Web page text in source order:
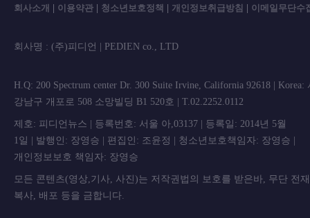
회사소개 이용약관 청소년보호정책 개인정보취급방침 이메일무단수
회사명 : (주)피디언 | PEDIEN co.,
H.Q: 200 Spectrum center Dr. 300 Suite Irvine, California 92618 | Korea:
강남구 개포로 508 소망빌딩 B1 520호 | T.02.2252.0112
제호: 피디언뉴스 | 등록번호: 서울 아,03137 | 등록일: 2014년 5월
1일 | 발행인: 장영승 | 편집인: 조윤정 | 청소년보호책임자: 장영승 |
개인정보보호 책임자: 장영승
모든 콘텐츠(영상,기사, 사진)는 저작권법의 보호를 받은바, 무단 전
복사, 배포 등을 금합니